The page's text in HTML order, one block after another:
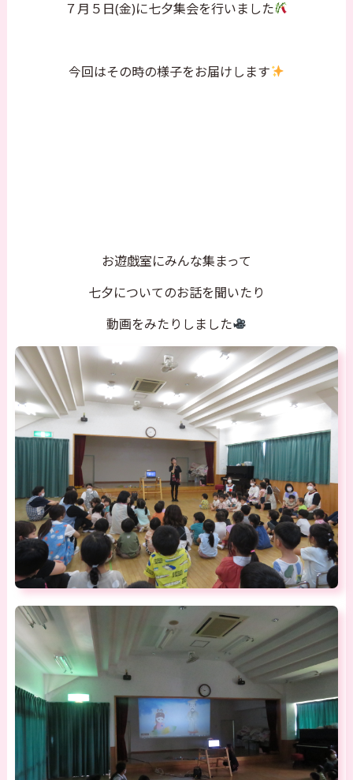
７月５日(金)に七夕集会を行いました
今回はその時の様子をお届けします
お遊戯室にみんな集まって
七夕についてのお話を聞いたり
動画をみたりしました